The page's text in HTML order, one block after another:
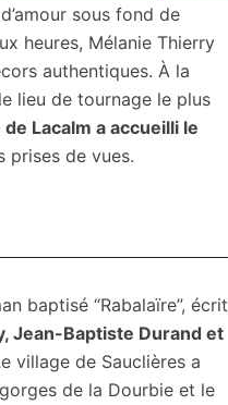
sous fond de
heures, Mélanie Thierry
authentiques. À la
lieu de tournage le plus
de Lacalm a accueilli le
prises de vues.
baptisé “Rabalaïre”, écrit
Jean-Baptiste Durand et
village de Sauclières a
de la Dourbie et le